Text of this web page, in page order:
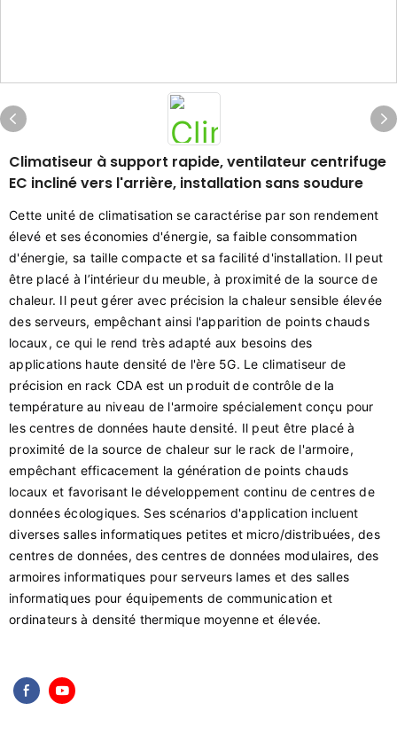
Climatiseur à support rapide, ventilateur centrifuge
EC incliné vers l'arrière, installation sans soudure
Cette unité de climatisation se caractérise par son rendement
élevé et ses économies d'énergie, sa faible consommation
d'énergie, sa taille compacte et sa facilité d'installation. Il peut
être placé à l’intérieur du meuble, à proximité de la source de
chaleur. Il peut gérer avec précision la chaleur sensible élevée
des serveurs, empêchant ainsi l'apparition de points chauds
locaux, ce qui le rend très adapté aux besoins des
applications haute densité de l'ère 5G. Le climatiseur de
précision en rack CDA est un produit de contrôle de la
température au niveau de l'armoire spécialement conçu pour
les centres de données haute densité. Il peut être placé à
proximité de la source de chaleur sur le rack de l'armoire,
empêchant efficacement la génération de points chauds
locaux et favorisant le développement continu de centres de
données écologiques. Ses scénarios d'application incluent
diverses salles informatiques petites et micro/distribuées, des
centres de données, des centres de données modulaires, des
armoires informatiques pour serveurs lames et des salles
informatiques pour équipements de communication et
ordinateurs à densité thermique moyenne et élevée.